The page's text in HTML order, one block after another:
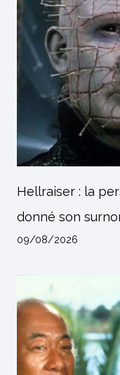
Hellraiser : la
donné son
09/08/2026